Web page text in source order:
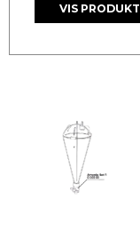
VIS PRODUKT